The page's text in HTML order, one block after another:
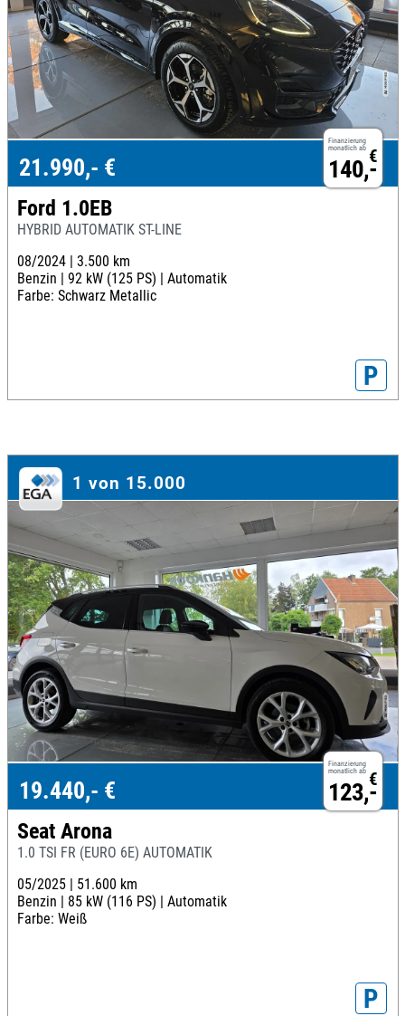
Finanzierung
monatlich ab €
140,-
21.990,- €
Ford 1.0EB
HYBRID AUTOMATIK ST-LINE
08/2024 | 3.500 km
Benzin | 92 kW (125 PS) | Automatik
Farbe: Schwarz Metallic
P
1 von 15.000
Finanzierung
monatlich ab €
123,-
19.440,- €
Seat Arona
1.0 TSI FR (EURO 6E) AUTOMATIK
05/2025 | 51.600 km
Benzin | 85 kW (116 PS) | Automatik
Farbe: Weiß
P